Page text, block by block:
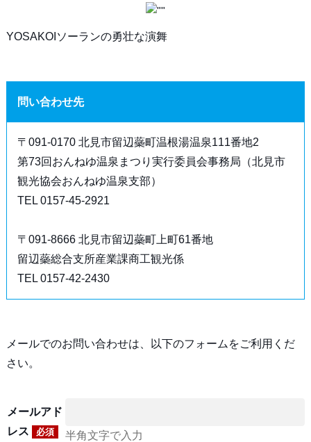
YOSAKOIソーランの勇壮な演舞
問い合わせ先
〒091-0170 北見市留辺蘂町温根湯温泉111番地2
第73回おんねゆ温泉まつり実行委員会事務局（北見市
観光協会おんねゆ温泉支部）
TEL 0157-45-2921
〒091-8666 北見市留辺蘂町上町61番地
留辺蘂総合支所産業課商工観光係
TEL 0157-42-2430
メールでのお問い合わせは、以下のフォームをご利用くだ
さい。
メールアド
レス
必須 半角文字で入力